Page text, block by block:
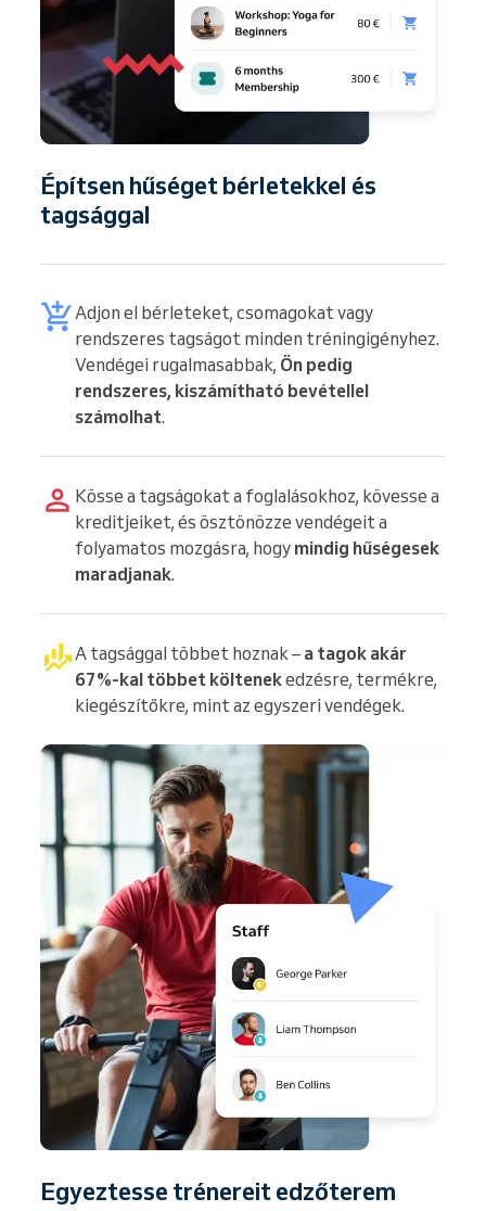
Építsen hűséget bérletekkel és
tagsággal
Adjon el bérleteket, csomagokat vagy
rendszeres tagságot minden tréningigényhez.
Vendégei rugalmasabbak, Ön pedig
rendszeres, kiszámítható bevétellel
számolhat.
Kösse a tagságokat a foglalásokhoz, kövesse a
kreditjeiket, és ösztönözze vendégeit a
folyamatos mozgásra, hogy mindig hűségesek
maradjanak.
A tagsággal többet hoznak – a tagok akár
67%-kal többet költenekedzésre, termékre,
kiegészítőkre, mint az egyszeri vendégek.
Egyeztesse trénereit edzőterem